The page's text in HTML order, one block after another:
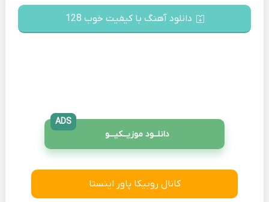
دانلود آهنگ با کیفیت خوب 128
دانلــود موزیــکیـــو
ADS
کانال روبیکا پاور اینستا